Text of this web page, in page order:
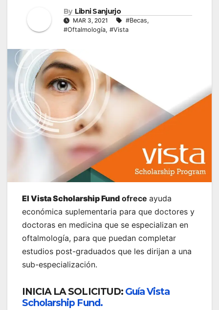
By Libni Sanjurjo
MAR 3, 2021 #Becas,
#Oftalmología, #Vista
El Vista Scholarship Fund ofrece ayuda
económica suplementaria para que doctores y
doctoras en medicina que se especializan en
oftalmología, para que puedan completar
estudios post-graduados que les dirijan a una
sub-especialización.
INICIA LA SOLICITUD: Guía Vista
Scholarship Fund.